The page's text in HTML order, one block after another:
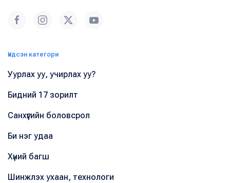
Үндсэн категори
Уурлах уу, учирлах уу?
Бидний 17 зорилт
Санхүүгийн боловсрол
Би нэг удаа
Хүний багш
Шинжлэх ухаан, технологи